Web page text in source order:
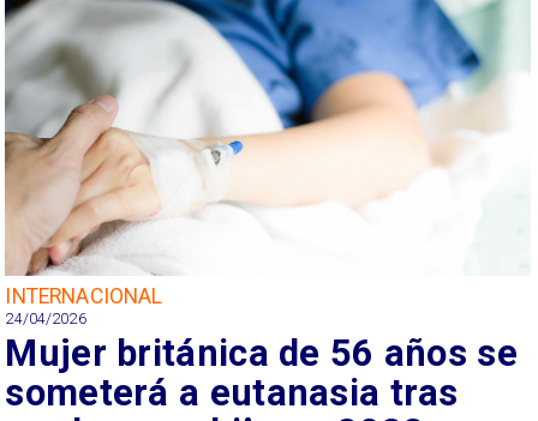
INTERNACIONAL
24/04/2026
Mujer británica de 56 años se
someterá a eutanasia tras